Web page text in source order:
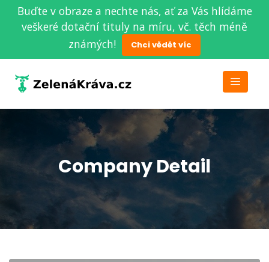
Buďte v obraze a nechte nás, ať za Vás hlídáme
veškeré dotační tituly na míru, vč. těch méně
známých!
Chci vědět víc
Company Detail